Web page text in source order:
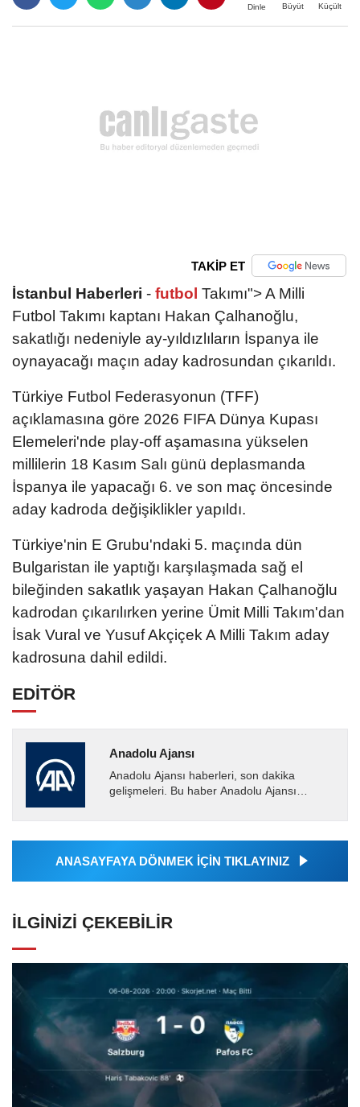
Dinle Büyüt Küçült
TAKİP ET
İstanbul Haberleri - futbol Takımı"> A Milli
Futbol Takımı kaptanı Hakan Çalhanoğlu,
sakatlığı nedeniyle ay-yıldızlıların İspanya ile
oynayacağı maçın aday kadrosundan çıkarıldı.
Türkiye Futbol Federasyonun (TFF)
açıklamasına göre 2026 FIFA Dünya Kupası
Elemeleri'nde play-off aşamasına yükselen
millilerin 18 Kasım Salı günü deplasmanda
İspanya ile yapacağı 6. ve son maç öncesinde
aday kadroda değişiklikler yapıldı.
Türkiye'nin E Grubu'ndaki 5. maçında dün
Bulgaristan ile yaptığı karşılaşmada sağ el
bileğinden sakatlık yaşayan Hakan Çalhanoğlu
kadrodan çıkarılırken yerine Ümit Milli Takım'dan
İsak Vural ve Yusuf Akçiçek A Milli Takım aday
kadrosuna dahil edildi.
EDİTÖR
Anadolu Ajansı
Anadolu Ajansı haberleri, son dakika
gelişmeleri. Bu haber Anadolu Ajansı
tarafından geçilen tüm...
ANASAYFAYA DÖNMEK İÇİN TIKLAYINIZ
İLGINIZI ÇEKEBILIR